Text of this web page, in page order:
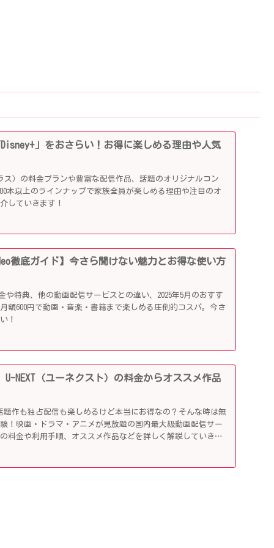
」をおさらい！お得に楽しめる理由や人気
ス）の料金プランや豊富な配信作品、話題のオリジナルコン
本以上のラインナップで家族全員が楽しめる理由や注目のオ
していきます！
徹底ガイド】今さら聞けない魅力とお得な使い方
や特典、他の動画配信サービスとの違い、2025年5月のおすす
額600円で動画・音楽・書籍まで楽しめる圧倒的コスパ。今さ
！
NEXT（ユーネクスト）の料金からオススメ作品
題作も独占配信も楽しめるけど本当にお得なの？そんな時は無
！映画・ドラマ・アニメが見放題の国内最大級動画配信サー
料金や利用手順、オススメ作品などを詳しく解説していきま